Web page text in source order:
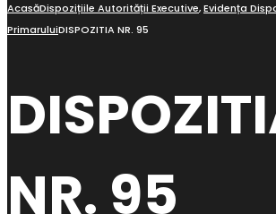
AcasăDispozițiile Autorității Executive,Evidența
PrimaruluiDISPOZITIA NR. 95
NR. 95